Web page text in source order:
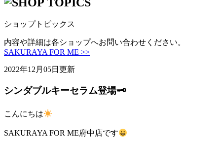
ショップトピックス
内容や詳細は各ショップへお問い合わせください。
SAKURAYA FOR ME >>
2022年12月05日更新
シンダブルキーセラム登場🗝
こんにちは
SAKURAYA FOR ME府中店です